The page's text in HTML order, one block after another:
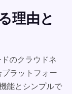
理由と
のクラウドネ
ラットフォー
能とシンプルで